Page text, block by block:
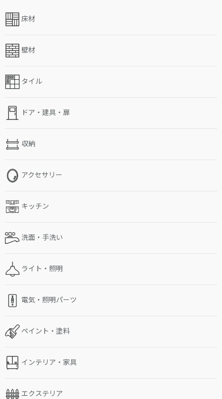
床材
壁材
タイル
ドア・建具・扉
収納
アクセサリー
キッチン
洗面・手洗い
ライト・照明
電気・照明パーツ
ペイント・塗料
インテリア・家具
エクステリア